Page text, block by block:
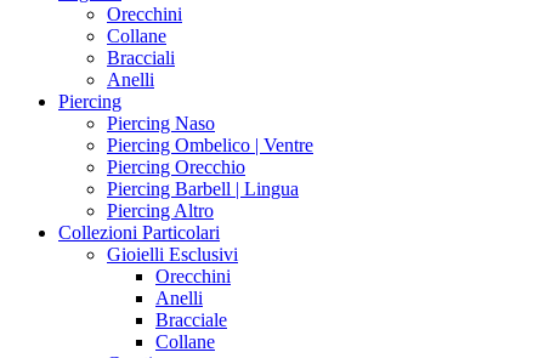
Orecchini
Collane
Bracciali
Anelli
Piercing
Piercing Naso
Piercing Ombelico | Ventre
Piercing Orecchio
Piercing Barbell | Lingua
Piercing Altro
Collezioni Particolari
Gioielli Esclusivi
Orecchini
Anelli
Bracciale
Collane